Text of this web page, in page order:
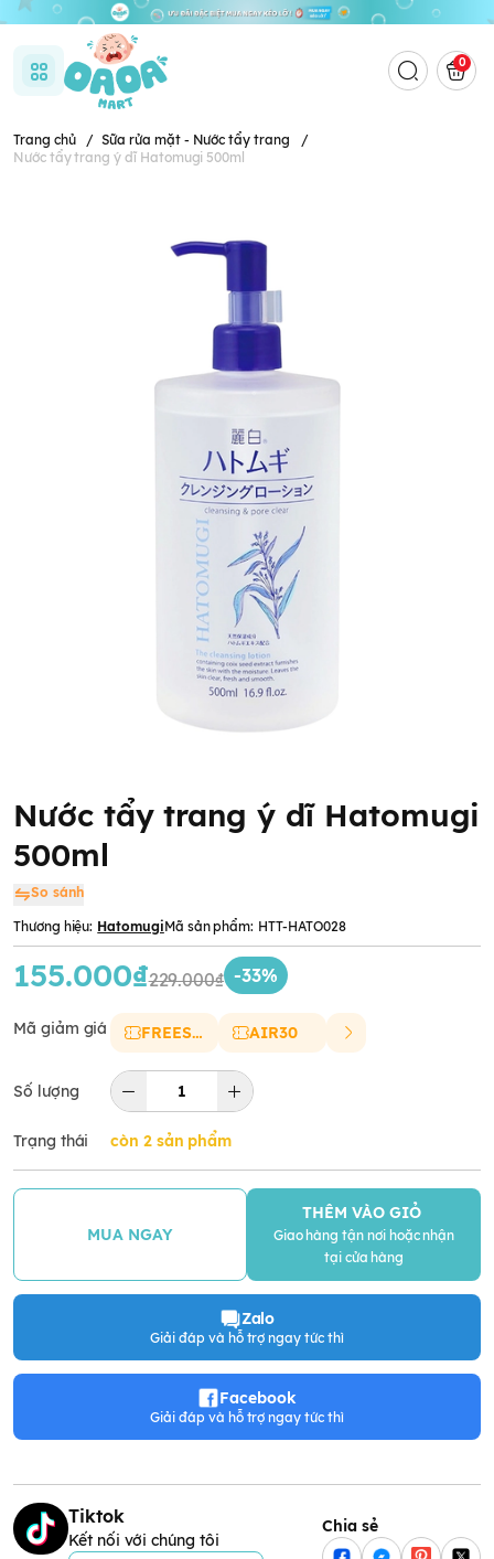
0
Trang chủ / Sữa rửa mặt - Nước tẩy trang
/
Nước tẩy trang ý dĩ Hatomugi 500ml
Nước tẩy trang ý dĩ Hatomugi
500ml
So sánh
Thương hiệu: HatomugiMã sản phẩm: HTT-HATO028
155.000₫229.000₫ -33%
Mã giảm giá FREESHIP AIR30
Số lượng
Trạng thái còn 2 sản phẩm
MUA NGAY
THÊM VÀO GIỎ
Giao hàng tận nơi hoặc nhận
tại cửa hàng
Zalo
Giải đáp và hỗ trợ ngay tức thì
Facebook
Giải đáp và hỗ trợ ngay tức thì
Tiktok
Kết nối với chúng tôi
Chia sẻ